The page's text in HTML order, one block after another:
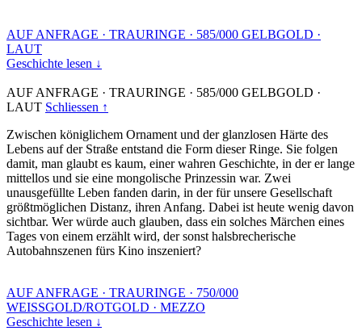
AUF ANFRAGE · TRAURINGE · 585/000 GELBGOLD ·
LAUT
Geschichte lesen ↓
AUF ANFRAGE · TRAURINGE · 585/000 GELBGOLD ·
LAUT Schliessen ↑
Zwischen königlichem Ornament und der glanzlosen Härte des
Lebens auf der Straße entstand die Form dieser Ringe. Sie folgen
damit, man glaubt es kaum, einer wahren Geschichte, in der er lange
mittellos und sie eine mongolische Prinzessin war. Zwei
unausgefüllte Leben fanden darin, in der für unsere Gesellschaft
größtmöglichen Distanz, ihren Anfang. Dabei ist heute wenig davon
sichtbar. Wer würde auch glauben, dass ein solches Märchen eines
Tages von einem erzählt wird, der sonst halsbrecherische
Autobahnszenen fürs Kino inszeniert?
AUF ANFRAGE · TRAURINGE · 750/000
WEISSGOLD/ROTGOLD · MEZZO
Geschichte lesen ↓